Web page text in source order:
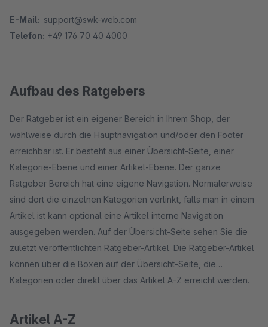
E-Mail: support@swk-web.com
Telefon: +49 176 70 40 4000
Aufbau des Ratgebers
Der Ratgeber ist ein eigener Bereich in Ihrem Shop, der
wahlweise durch die Hauptnavigation und/oder den Footer
erreichbar ist. Er besteht aus einer Übersicht-Seite, einer
Kategorie-Ebene und einer Artikel-Ebene. Der ganze
Ratgeber Bereich hat eine eigene Navigation. Normalerweise
sind dort die einzelnen Kategorien verlinkt, falls man in einem
Artikel ist kann optional eine Artikel interne Navigation
ausgegeben werden. Auf der Übersicht-Seite sehen Sie die
zuletzt veröffentlichten Ratgeber-Artikel. Die Ratgeber-Artikel
können über die Boxen auf der Übersicht-Seite, die
Kategorien oder direkt über das Artikel A-Z erreicht werden.
Artikel A-Z